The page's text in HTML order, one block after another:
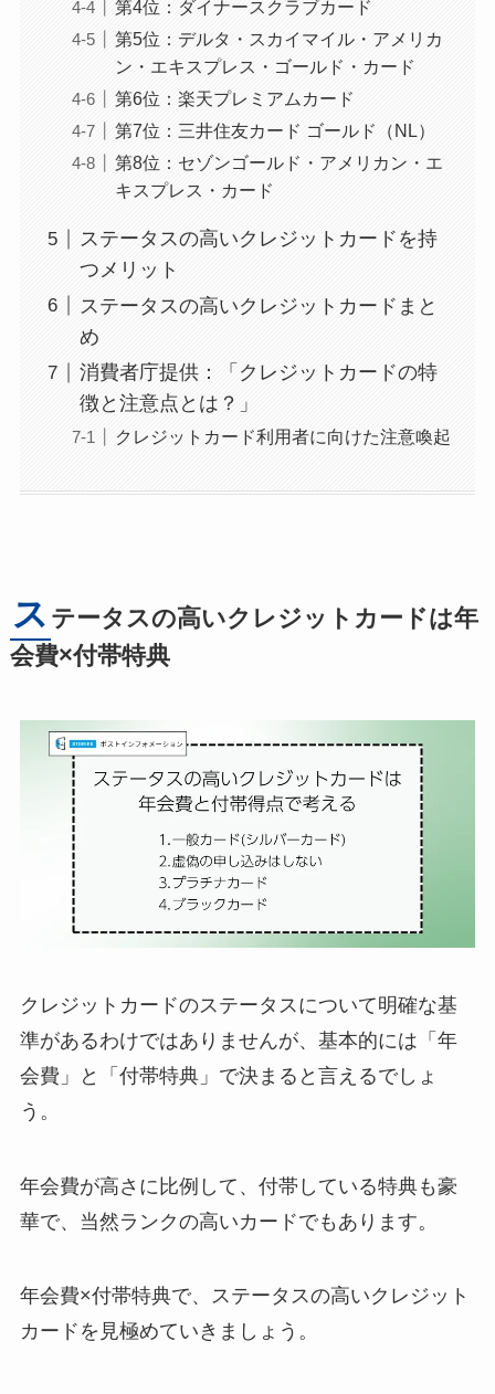
第4位：ダイナースクラブカード
第5位：デルタ・スカイマイル・アメリカ
ン・エキスプレス・ゴールド・カード
第6位：楽天プレミアムカード
第7位：三井住友カード ゴールド（NL）
第8位：セゾンゴールド・アメリカン・エ
キスプレス・カード
ステータスの高いクレジットカードを持
つメリット
ステータスの高いクレジットカードまと
め
消費者庁提供：「クレジットカードの特
徴と注意点とは？」
クレジットカード利用者に向けた注意喚起
ス テータスの高いクレジットカードは年
会費×付帯特典
クレジットカードのステータスについて明確な基
準があるわけではありませんが、 基本的には「年
会費」と「付帯特典」で決まる と言えるでしょ
う。
年会費が高さに比例して、付帯している特典も豪
華で、当然ランクの高いカードでもあります。
年会費×付帯特典で、ステータスの高いクレジット
カードを見極めていきましょう。